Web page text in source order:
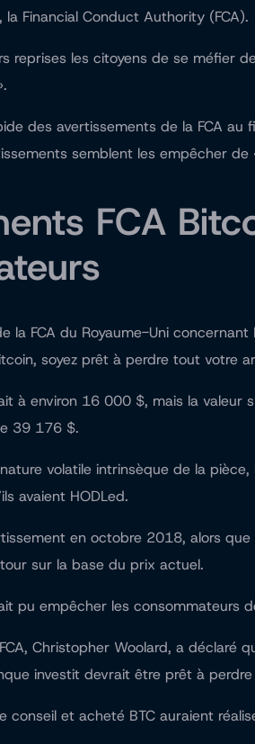
Financial Conduct Authority (FCA).
reprises les citoyens de se
des avertissements de la FCA
semblent les empêcher de
FCA
la FCA du Royaume-Uni
soyez prêt à perdre tout votre
à environ 16 000 $, mais la
39 176 $.
volatile intrinsèque de la
avaient HODLed.
en octobre 2018, alors
sur la base du prix actuel.
pu empêcher les
Christopher Woolard, a
investit devrait être prêt à
conseil et acheté BTC auraient